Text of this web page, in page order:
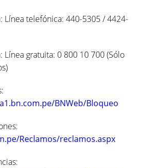
Línea telefónica: 440-5305 / 4424-
Línea gratuita: 0 800 10 700 (Sólo
BNWeb/Bloqueo
Reclamos/reclamos.aspx